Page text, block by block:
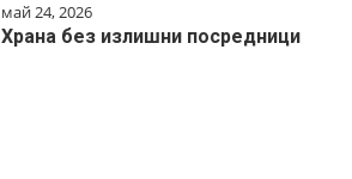
май 24, 2026
Храна без излишни посредници